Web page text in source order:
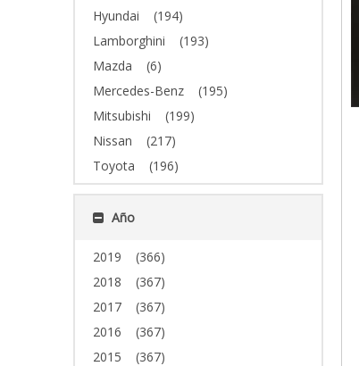
Hyundai
(194)
Lamborghini
(193)
Mazda
(6)
Mercedes-Benz
(195)
Mitsubishi
(199)
Nissan
(217)
Toyota
(196)
Año
2019
(366)
2018
(367)
2017
(367)
2016
(367)
2015
(367)